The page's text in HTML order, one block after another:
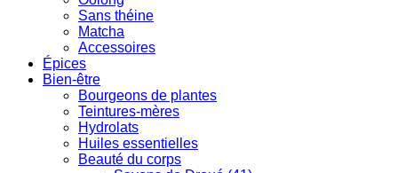
Sans théine
Matcha
Accessoires
Épices
Bien-être
Bourgeons de plantes
Teintures-mères
Hydrolats
Huiles essentielles
Beauté du corps